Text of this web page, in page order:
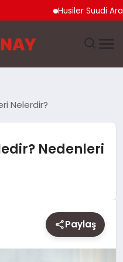
Husiler Suudi
Nelerdir?
Nedenleri
Paylaş